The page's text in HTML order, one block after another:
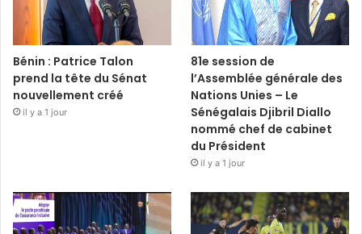
Bénin : Patrice Talon
prend la tête du Sénat
nouvellement créé
il y a 1 jour
81e session de
l’Assemblée générale des
Nations Unies – Le
Sénégalais Djibril Diallo
nommé chef de cabinet
du Président
il y a 1 jour